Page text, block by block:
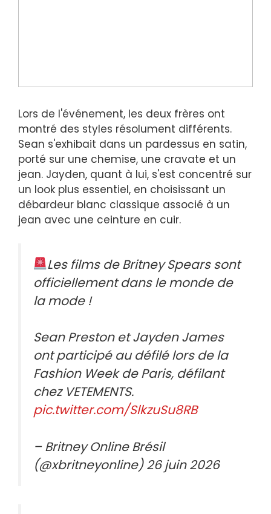
Lors de l'événement, les deux frères ont
montré des styles résolument différents.
Sean s'exhibait dans un pardessus en satin,
porté sur une chemise, une cravate et un
jean. Jayden, quant à lui, s'est concentré sur
un look plus essentiel, en choisissant un
débardeur blanc classique associé à un
jean avec une ceinture en cuir.
Les films de Britney Spears sont
officiellement dans le monde de
la mode !
Sean Preston et Jayden James
ont participé au défilé lors de la
Fashion Week de Paris, défilant
chez VETEMENTS.
pic.twitter.com/SlkzuSu8RB
– Britney Online Brésil
(@xbritneyonline) 26 juin 2026